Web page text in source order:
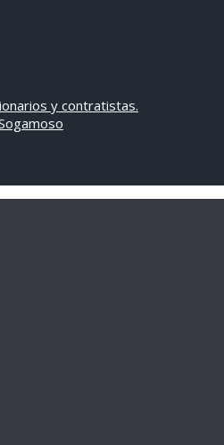
y contratistas.